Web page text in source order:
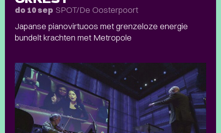
do 10 sep SPOT/De Oosterpoort
Japanse pianovirtuoos met grenzeloze energie
bundelt krachten met Metropole